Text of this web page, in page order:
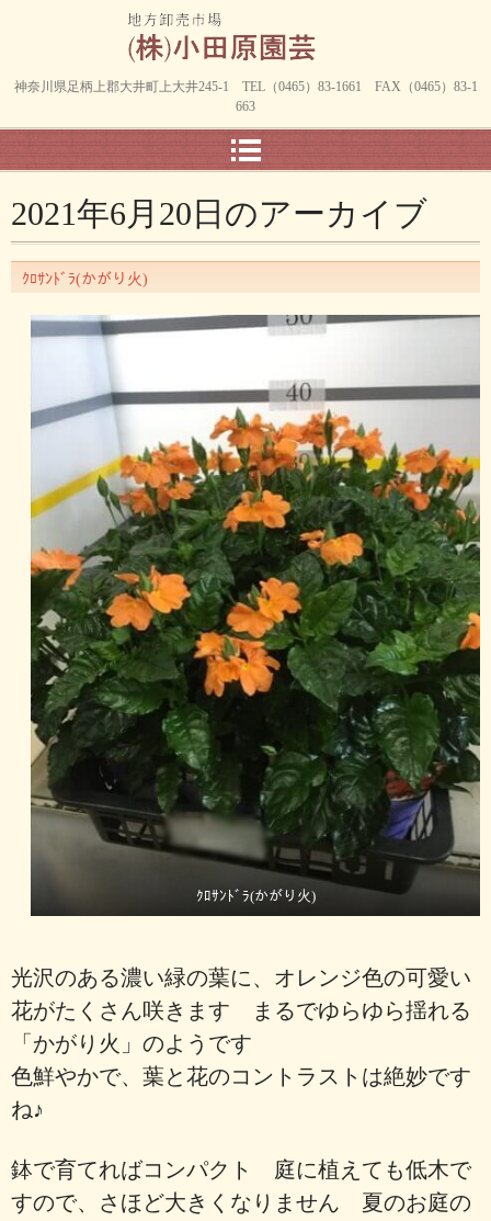
神奈川県足柄上郡大井町上大井245-1 TEL（0465）83-1661 FAX（0465）83-1
663
2021年6月20日 のアーカイブ
ｸﾛｻﾝﾄﾞﾗ(かがり火)
ｸﾛｻﾝﾄﾞﾗ(かがり火)
光沢のある濃い緑の葉に、オレンジ色の可愛い
花がたくさん咲きます まるでゆらゆら揺れる
「かがり火」のようです
色鮮やかで、葉と花のコントラストは絶妙です
ね♪
鉢で育てればコンパクト 庭に植えても低木で
すので、さほど大きくなりません 夏のお庭の